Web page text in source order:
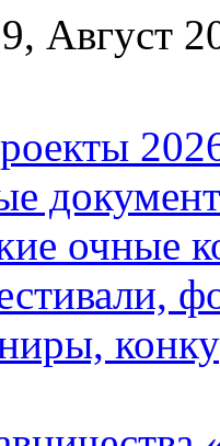
Август
очные